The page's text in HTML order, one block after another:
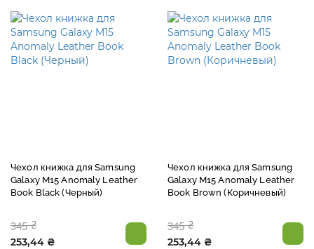
Чехол книжка для Samsung
Galaxy M15 Anomaly Leather
Book Black (Черный)
345 ₴
253,44 ₴
Чехол книжка для Samsung
Galaxy M15 Anomaly Leather
Book Brown (Коричневый)
345 ₴
253,44 ₴